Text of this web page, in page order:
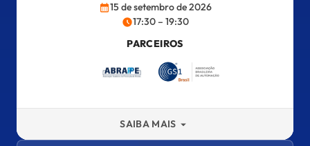
15 de setembro de 2026
17:30 – 19:30
PARCEIROS
SAIBA MAIS